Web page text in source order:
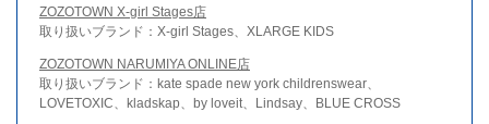
ZOZOTOWN X-girl Stages店
取り扱いブランド：X-girl Stages、XLARGE KIDS
ZOZOTOWN NARUMIYA ONLINE店
取り扱いブランド：kate spade new york childrenswear、
LOVETOXIC、kladskap、by loveit、Lindsay、BLUE CROSS